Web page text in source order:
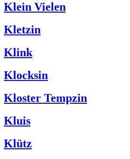
Klein Vielen
Kletzin
Klink
Klocksin
Kloster Tempzin
Kluis
Klütz